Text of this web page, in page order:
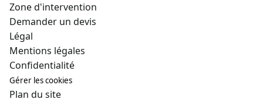
Zone d'intervention
Demander un devis
Légal
Mentions légales
Confidentialité
Gérer les cookies
Plan du site